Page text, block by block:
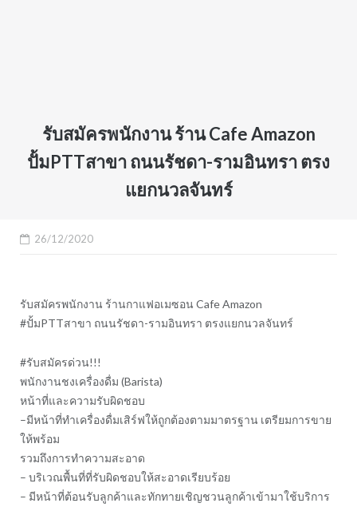
รับสมัครพนักงาน ร้าน Cafe Amazon
ปั้มPTTสาขา ถนนรัชดา-รามอินทรา ตรง
แยกนวลจันทร์
26/12/2020
รับสมัครพนักงาน ร้านกาแฟอเมซอน Cafe Amazon
#ปั้มPTTสาขา ถนนรัชดา-รามอินทรา ตรงแยกนวลจันทร์
#รับสมัครด่วน!!!
พนักงานชงเครื่องดื่ม (Barista)
หน้าที่และความรับผิดชอบ
–มีหน้าที่ทำเครื่องดื่มเสิร์ฟให้ถูกต้องตามมาตรฐาน เตรียมการขาย
ให้พร้อม
รวมถึงการทำความสะอาด
– บริเวณพื้นที่ที่รับผิดชอบให้สะอาดเรียบร้อย
– มีหน้าที่ต้อนรับลูกค้าและทักทายเชิญชวนลูกค้าเข้ามาใช้บริการ